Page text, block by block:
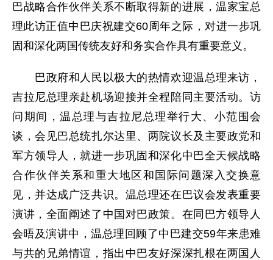
巴战略合作伙伴关系不断取得新的进展，温家宝总
理此访正值中巴庆祝建交60周年之际，对进一步巩
固和深化两国传统友好和务实合作具有重要意义。
巴政府和人民以极大的热情欢迎温总理来访，
吉拉尼总理亲赴机场迎接并全程陪同主要活动。访
问期间，温总理与吉拉尼总理举行大、小范围会
谈，会见巴总统扎尔达里、两院议长及主要政党和
军方领导人，就进一步巩固和深化中巴全天候战略
合作伙伴关系和重大地区和国际问题深入交换意
见，并达成广泛共识。温总理还在巴议会发表重要
演讲，全面阐述了中国对巴政策。在同巴方领导人
会晤及演讲中，温总理回顾了中巴建交59年来患难
与共的兄弟情谊，指出中巴友好深深扎根在两国人